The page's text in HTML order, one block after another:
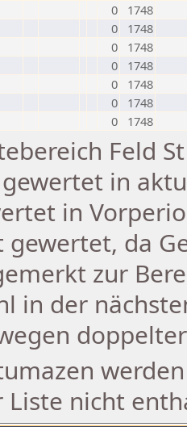
0
1748
0
1748
0
1748
0
1748
0
1748
0
1748
0 1748
Feld
in
in
gewertet, da
zur
in der
Liste nicht